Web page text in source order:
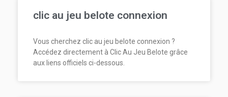
clic au jeu belote connexion
Vous cherchez clic au jeu belote connexion ?
Accédez directement à Clic Au Jeu Belote grâce
aux liens officiels ci-dessous.